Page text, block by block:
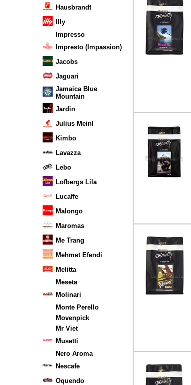
Hausbrandt
Illy
Impresso
Impresto (Impassion)
Jacobs
Jaguari
Jamaica Blue
Mountain
Jardin
Julius Meinl
Kimbo
Lavazza
Lebo
Lofbergs Lila
Lucaffe
Malongo
Maromas
Me Trang
Mehmet Efendi
Melitta
Meseta
Molinari
Monte Perello
Movenpick
Mr Viet
Musetti
Nero Aroma
Nescafe
Oquendo